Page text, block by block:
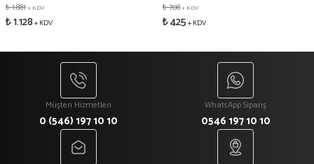
₺ 1.881+ KDV
₺ 1.128+ KDV
₺ 708+ KDV
₺ 425+ KDV
Müşteri Hizmetleri
0 (546) 197 10 10
WhatsApp Sipariş
0546 197 10 10